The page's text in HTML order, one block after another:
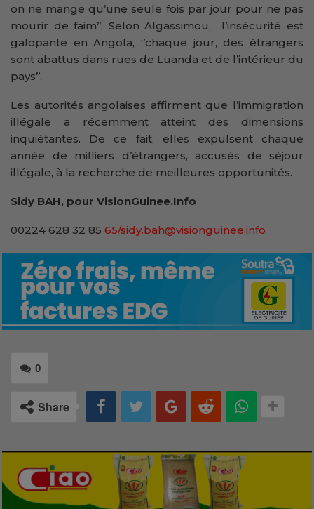
on ne mange qu’une seule fois par jour pour ne pas
mourir de faim’’. Selon Algassimou, l’insécurité est
galopante en Angola, ‘’chaque jour, des étrangers
sont abattus dans rues de Luanda et de l’intérieur du
pays’’.
Les autorités angolaises affirment que l’immigration
illégale a récemment atteint des dimensions
inquiétantes. De ce fait, elles expulsent chaque
année de milliers d’étrangers, accusés de séjour
illégale, à la recherche de meilleures opportunités.
Sidy BAH, pour VisionGuinee.Info
00224 628 32 85 65/sidy.bah@visionguinee.info
0
Share